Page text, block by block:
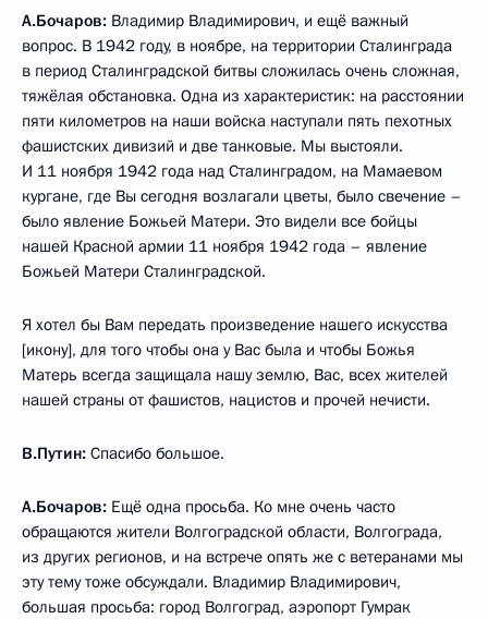
А.Бочаров: Владимир Владимирович, и ещё важный
вопрос. В 1942 году, в ноябре, на территории Сталинграда
в период Сталинградской битвы сложилась очень сложная,
тяжёлая обстановка. Одна из характеристик: на расстоянии
пяти километров на наши войска наступали пять пехотных
фашистских дивизий и две танковые. Мы выстояли.
И 11 ноября 1942 года над Сталинградом, на Мамаевом
кургане, где Вы сегодня возлагали цветы, было свечение –
было явление Божьей Матери. Это видели все бойцы
нашей Красной армии 11 ноября 1942 года – явление
Божьей Матери Сталинградской.
Я хотел бы Вам передать произведение нашего искусства
[икону], для того чтобы она у Вас была и чтобы Божья
Матерь всегда защищала нашу землю, Вас, всех жителей
нашей страны от фашистов, нацистов и прочей нечисти.
В.Путин: Спасибо большое.
А.Бочаров: Ещё одна просьба. Ко мне очень часто
обращаются жители Волгоградской области, Волгограда,
из других регионов, и на встрече опять же с ветеранами мы
эту тему тоже обсуждали. Владимир Владимирович,
большая просьба: город Волгоград, аэропорт Гумрак